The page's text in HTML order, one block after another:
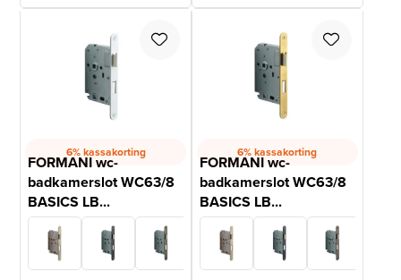
6% kassakorting
FORMANI wc-
badkamerslot WC63/8
BASICS LB...
6% kassakorting
FORMANI wc-
badkamerslot WC63/8
BASICS LB...